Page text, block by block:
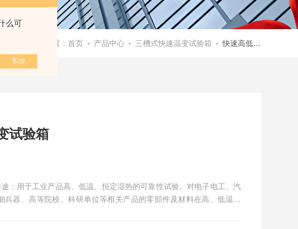
么可
当前位置： 首页 - 产品中心 - 三槽式快速温变试验箱 - 快速高低温试验箱
试验箱
：用于工业产品高、低温、恒定湿热的可靠性试验。对电子电工、汽
兵器、高等院校、科研单位等相关产品的零部件及材料在高、低温循